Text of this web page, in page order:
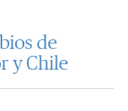
de
y Chile